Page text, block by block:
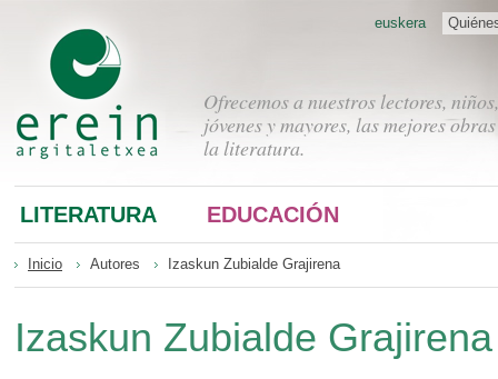
Ofrecemos a nuestros lectores, niños,
jóvenes y mayores, las mejores
la literatura.
euskera
LITERATURA EDUCACIÓN
Inicio Autores Izaskun Zubialde Grajirena
Izaskun Zubialde Grajirena